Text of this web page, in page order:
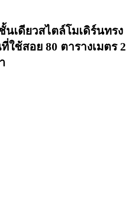
นเดียวสไตล์โมเดิร์นทรง
ใช้สอย 80 ตารางเมตร 2